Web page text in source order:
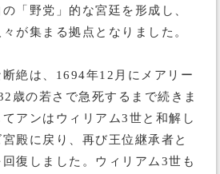
「野党」的な宮廷を形成し、
が集まる拠点となりました。
絶は、1694年12月にメアリー
歳の若さで急死するまで続きま
アンはウィリアム3世と和解し
殿に戻り、再び王位継承者と
復しました。ウィリアム3世も